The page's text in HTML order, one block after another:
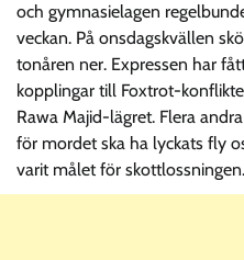
och gymnasielagen
veckan. På onsdagskvällen
tonåren ner. Expressen har
kopplingar till Foxtrot-
Rawa Majid-lägret. Flera
för mordet ska ha lyckats fly
varit målet för skottlossningen.